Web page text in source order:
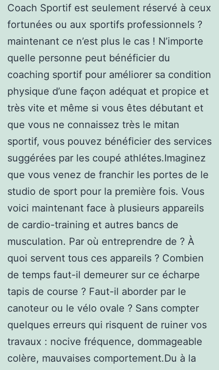
Coach Sportif est seulement réservé à ceux
fortunées ou aux sportifs professionnels ?
maintenant ce n’est plus le cas ! N’importe
quelle personne peut bénéficier du
coaching sportif pour améliorer sa condition
physique d’une façon adéquat et propice et
très vite et même si vous êtes débutant et
que vous ne connaissez très le mitan
sportif, vous pouvez bénéficier des services
suggérées par les coupé athlétes.Imaginez
que vous venez de franchir les portes de le
studio de sport pour la première fois. Vous
voici maintenant face à plusieurs appareils
de cardio-training et autres bancs de
musculation. Par où entreprendre de ? À
quoi servent tous ces appareils ? Combien
de temps faut-il demeurer sur ce écharpe
tapis de course ? Faut-il aborder par le
canoteur ou le vélo ovale ? Sans compter
quelques erreurs qui risquent de ruiner vos
travaux : nocive fréquence, dommageable
colère, mauvaises comportement.Du à la